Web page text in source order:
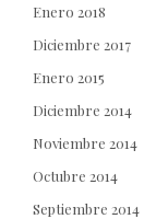
Enero 2018
Diciembre 2017
Enero 2015
Diciembre 2014
Noviembre 2014
Octubre 2014
Septiembre 2014